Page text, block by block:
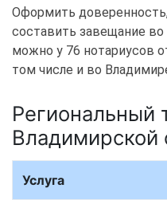
Оформить
составить завещание
можно у 76 нотариусов
том числе и во
Региональный
Владимирской
Услуга